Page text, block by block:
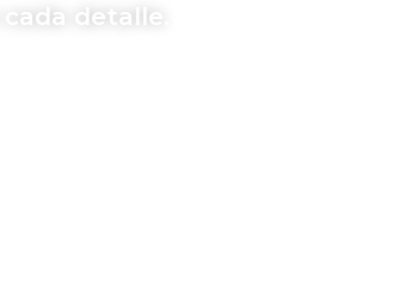
detalle.